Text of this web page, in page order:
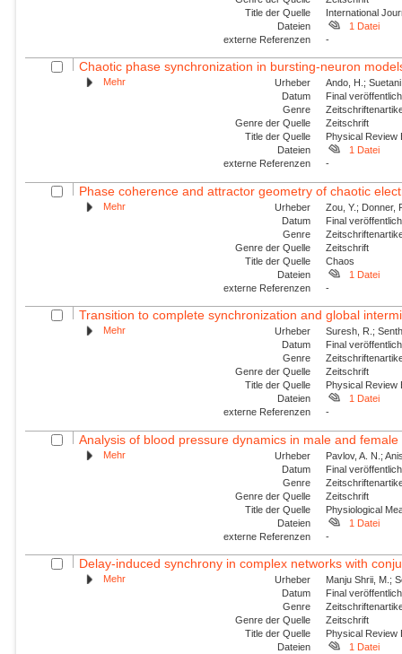
Title der Quelle
International
Dateien
1 Datei
externe Referenzen
-
Chaotic phase synchronization in bursting-neuron
Mehr Urheber
Ando, H.;
Datum
Final
Genre
Genre der Quelle
Zeitschrift
Title der Quelle
Physical Review
Dateien
1 Datei
externe Referenzen
-
Phase coherence and attractor geometry of chaotic
Mehr Urheber
Zou, Y.; Donner,
Datum
Final
Genre
Genre der Quelle
Zeitschrift
Title der Quelle
Chaos
Dateien
1 Datei
externe Referenzen
-
Transition to complete synchronization and global
Mehr Urheber
Suresh, R.;
Datum
Final
Genre
Genre der Quelle
Zeitschrift
Title der Quelle
Physical Review
Dateien
1 Datei
externe Referenzen
-
Analysis of blood pressure dynamics in male and
Mehr Urheber
Pavlov, A. N.;
Datum
Final
Genre
Genre der Quelle
Zeitschrift
Title der Quelle
Physiological
Dateien
1 Datei
externe Referenzen
-
Delay-induced synchrony in complex networks with
Mehr Urheber
Manju Shrii, M.;
Datum
Final
Genre
Genre der Quelle
Zeitschrift
Title der Quelle
Physical Review
Dateien
1 Datei